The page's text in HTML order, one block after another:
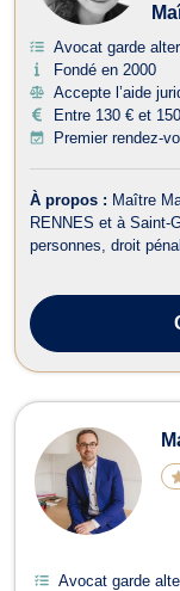
Avocat garde
Fondé en 2000
Accepte l’aide
Entre 130 € et
Premier rendez-
À propos : Maître
RENNES et à Saint-
personnes, droit
demande de pension
Avocat garde